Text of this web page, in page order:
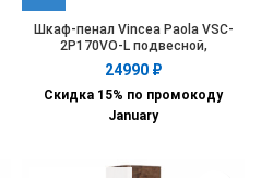
Шкаф-пенал Vincea Paola VSC-
2P170VO-L подвесной,
1700*350*350, V.Oak, левый
24990 ₽
Скидка 15% по промокоду
January